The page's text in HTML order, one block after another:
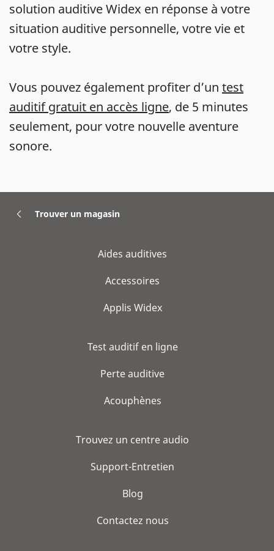
solution auditive Widex en réponse à votre
situation auditive personnelle, votre vie et
votre style.
Vous pouvez également profiter d’un test
auditif gratuit en accès ligne, de 5 minutes
seulement, pour votre nouvelle aventure
sonore.
Trouver un magasin
Aides auditives
Accessoires
Applis Widex
Test auditif en ligne
Perte auditive
Acouphènes
Trouvez un centre audio
Support-Entretien
Blog
Contactez nous